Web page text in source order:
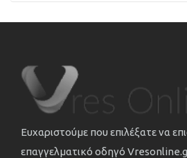
Ευχαριστούμε που επιλέξατε να
επαγγελματικό οδηγό